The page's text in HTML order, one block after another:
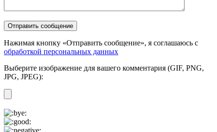
Нажимая кнопку «Отправить сообщение», я соглашаюсь с
обработкой персональных данных
Выберите изображение для вашего комментария (GIF, PNG,
JPG, JPEG):